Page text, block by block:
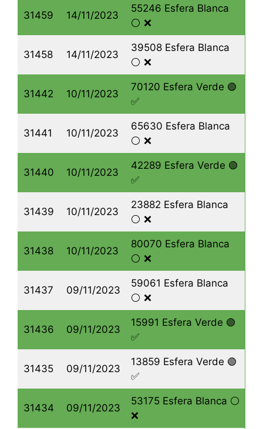
31459 14/11/2023
55246 Esfera Blanca
⚪️ ❌
31458 14/11/2023
39508 Esfera Blanca
⚪️ ❌
31442 10/11/2023
70120 Esfera Verde 🟢
✅
31441 10/11/2023
65630 Esfera Blanca
⚪️ ❌
31440 10/11/2023
42289 Esfera Verde 🟢
✅
31439 10/11/2023
23882 Esfera Blanca
⚪️ ❌
31438 10/11/2023
80070 Esfera Blanca
⚪️ ❌
31437 09/11/2023
59061 Esfera Blanca
⚪️ ❌
31436 09/11/2023
15991 Esfera Verde 🟢
✅
31435 09/11/2023
13859 Esfera Verde 🟢
✅
31434 09/11/2023
53175 Esfera Blanca ⚪️
❌